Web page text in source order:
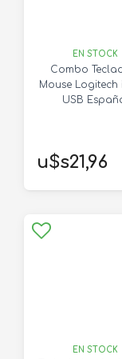
EN STOCK
Combo
Mouse Logitech
USB
u$s21,96
EN STOCK